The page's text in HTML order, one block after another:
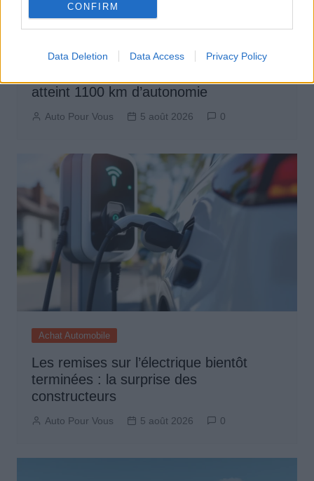
CONFIRM
Data Deletion Data Access Privacy Policy
atteint 1100 km d’autonomie
Auto Pour Vous 5 août 2026 0
Achat Automobile
Les remises sur l’électrique bientôt
terminées : la surprise des
constructeurs
Auto Pour Vous 5 août 2026 0